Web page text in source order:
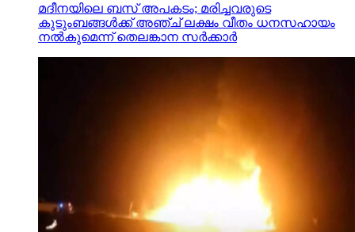
മദീനയിലെ ബസ് അപകടം; മരിച്ചവരുടെ
കുടുംബങ്ങള്‍ക്ക് അഞ്ച് ലക്ഷം വീതം ധനസഹായം
നല്‍കുമെന്ന് തെലങ്കാന സര്‍ക്കാര്‍